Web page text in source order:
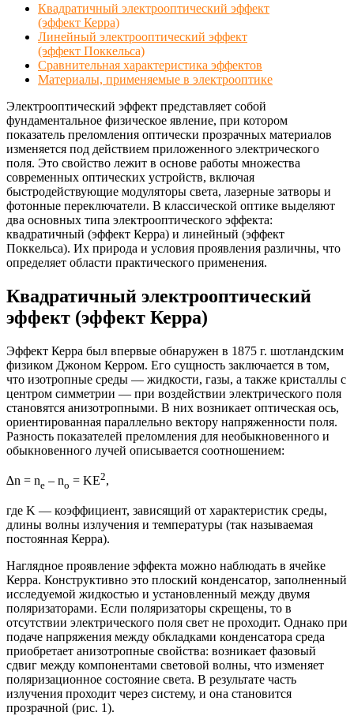
Квадратичный электрооптический эффект
(эффект Керра)
Линейный электрооптический эффект
(эффект Поккельса)
Сравнительная характеристика эффектов
Материалы, применяемые в электрооптике
Электрооптический эффект представляет собой
фундаментальное физическое явление, при котором
показатель преломления оптически прозрачных материалов
изменяется под действием приложенного электрического
поля. Это свойство лежит в основе работы множества
современных оптических устройств, включая
быстродействующие модуляторы света, лазерные затворы и
фотонные переключатели. В классической оптике выделяют
два основных типа электрооптического эффекта:
квадратичный (эффект Керра) и линейный (эффект
Поккельса). Их природа и условия проявления различны, что
определяет области практического применения.
Квадратичный электрооптический
эффект (эффект Керра)
Эффект Керра был впервые обнаружен в 1875 г. шотландским
физиком Джоном Керром. Его сущность заключается в том,
что изотропные среды — жидкости, газы, а также кристаллы с
центром симметрии — при воздействии электрического поля
становятся анизотропными. В них возникает оптическая ось,
ориентированная параллельно вектору напряженности поля.
Разность показателей преломления для необыкновенного и
обыкновенного лучей описывается соотношением:
∆n = ne – no = KЕ2,
где K — коэффициент, зависящий от характеристик среды,
длины волны излучения и температуры (так называемая
постоянная Керра).
Наглядное проявление эффекта можно наблюдать в ячейке
Керра. Конструктивно это плоский конденсатор, заполненный
исследуемой жидкостью и установленный между двумя
поляризаторами. Если поляризаторы скрещены, то в
отсутствии электрического поля свет не проходит. Однако при
подаче напряжения между обкладками конденсатора среда
приобретает анизотропные свойства: возникает фазовый
сдвиг между компонентами световой волны, что изменяет
поляризационное состояние света. В результате часть
излучения проходит через систему, и она становится
прозрачной (рис. 1).